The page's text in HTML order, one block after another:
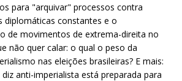
para "arquivar" processos contra
diplomáticas constantes e o
de movimentos de extrema-direita no
não quer calar: o qual o peso da
nas eleições brasileiras? E mais:
anti-imperialista está preparada para